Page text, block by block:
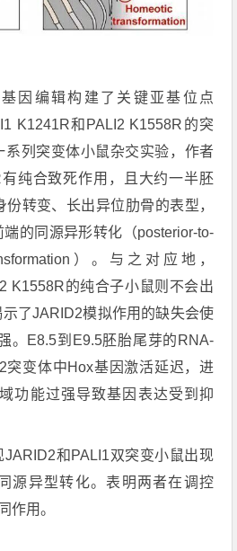
因编辑构建了关键亚基位点
K1241R和PALI2 K1558R的突
系列突变体小鼠杂交实验，作者
纯合致死作用，且大约一半胚
份转变、长出异位肋骨的表型，
的同源异形转化（posterior-to-
）。与之对应地，
K1558R的纯合子小鼠则不会出
了JARID2模拟作用的缺失会使
。E8.5到E9.5胚胎尾芽的RNA-
突变体中Hox基因激活延迟，进
功能过强导致基因表达受到抑
和PALI1双突变小鼠出现
源异型转化。表明两者在调控
作用。